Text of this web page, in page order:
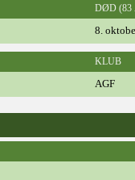
DØD (83
8.
KLUB
AGF